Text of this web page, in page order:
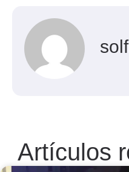
Artículos